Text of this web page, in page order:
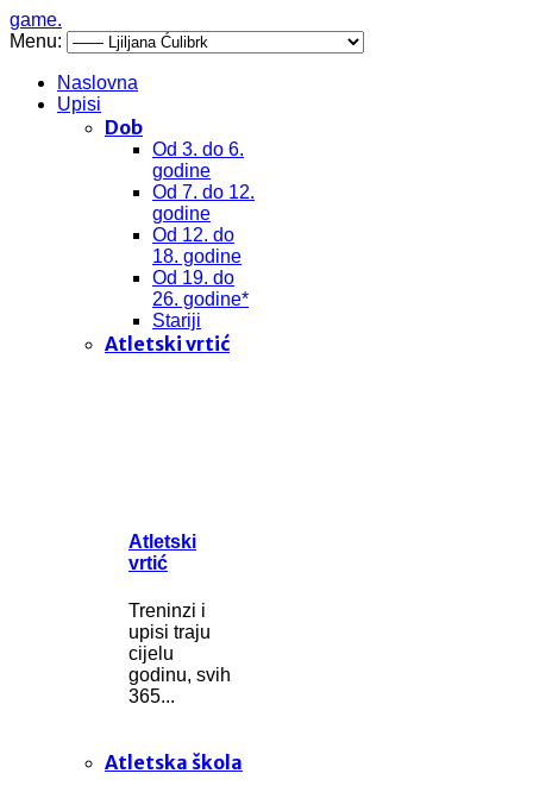
game.
Menu:
Naslovna
Upisi
Dob
Od 3. do 6.
godine
Od 7. do 12.
godine
Od 12. do
18. godine
Od 19. do
26. godine*
Stariji
Atletski vrtić
Atletski
vrtić
Treninzi i
upisi traju
cijelu
godinu, svih
365...
Atletska škola